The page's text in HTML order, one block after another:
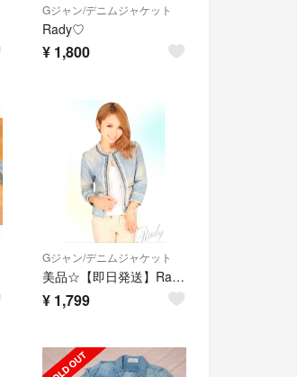
Gジャン/デニムジャケット
Rady♡
¥ 1,800
Gジャン/デニムジャケット
美品☆【即日発送】Radyレディー／ビジュー付きデニムジャケット／ジージャン
¥ 1,799